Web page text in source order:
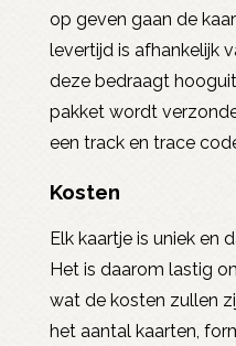
op geven gaan de
levertijd is afhankelijk
deze bedraagt
pakket wordt
een track en trace
Kosten
Elk kaartje is uniek en
Het is daarom lastig
wat de kosten zullen
het aantal kaarten,